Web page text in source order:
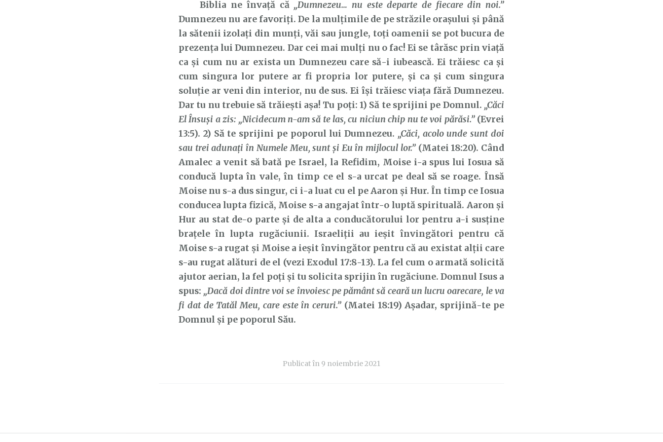
Biblia ne învață că „Dumnezeu… nu este departe de fiecare din noi.”
Dumnezeu nu are favoriți. De la mulțimile de pe străzile orașului și până
la sătenii izolați din munți, văi sau jungle, toți oamenii se pot bucura de
prezența lui Dumnezeu. Dar cei mai mulți nu o fac! Ei se târăsc prin viață
ca și cum nu ar exista un Dumnezeu care să-i iubească. Ei trăiesc ca și
cum singura lor putere ar fi propria lor putere, și ca și cum singura
soluție ar veni din interior, nu de sus. Ei își trăiesc viața fără Dumnezeu.
Dar tu nu trebuie să trăiești așa! Tu poți: 1) Să te sprijini pe Domnul. „Căci
El Însuşi a zis: „Nicidecum n-am să te las, cu niciun chip nu te voi părăsi.”(Evrei
13:5). 2) Să te sprijini pe poporul lui Dumnezeu. „Căci, acolo unde sunt doi
sau trei adunaţi în Numele Meu, sunt şi Eu în mijlocul lor.”(Matei 18:20). Când
Amalec a venit să bată pe Israel, la Refidim, Moise i-a spus lui Iosua să
conducă lupta în vale, în timp ce el s-a urcat pe deal să se roage. Însă
Moise nu s-a dus singur, ci i-a luat cu el pe Aaron și Hur. În timp ce Iosua
conducea lupta fizică, Moise s-a angajat într-o luptă spirituală. Aaron și
Hur au stat de-o parte și de alta a conducătorului lor pentru a-i susține
brațele în lupta rugăciunii. Israeliții au ieșit învingători pentru că
Moise s-a rugat și Moise a ieșit învingător pentru că au existat alții care
s-au rugat alături de el (vezi Exodul 17:8-13). La fel cum o armată solicită
ajutor aerian, la fel poți și tu solicita sprijin în rugăciune. Domnul Isus a
spus: „Dacă doi dintre voi se învoiesc pe pământ să ceară un lucru oarecare, le va
fi dat de Tatăl Meu, care este în ceruri.” (Matei 18:19) Așadar, sprijină-te pe
Domnul și pe poporul Său.
Publicat în 9 noiembrie 2021